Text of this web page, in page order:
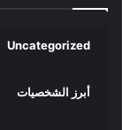
Uncategorized
أبرز الشخصيات